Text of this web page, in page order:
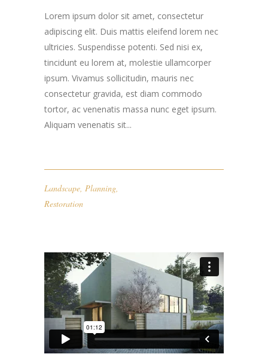
Lorem ipsum dolor sit amet, consectetur
adipiscing elit. Duis mattis eleifend lorem nec
ultricies. Suspendisse potenti. Sed nisi ex,
tincidunt eu lorem at, molestie ullamcorper
ipsum. Vivamus sollicitudin, mauris nec
consectetur gravida, est diam commodo
tortor, ac venenatis massa nunc eget ipsum.
Aliquam venenatis sit...
Landscape, Planning,
Restoration